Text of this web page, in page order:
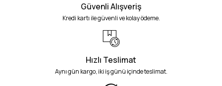
Güvenli Alışveriş
Kredi kartı ile güvenli ve kolay ödeme.
Hızlı Teslimat
Aynı gün kargo, iki iş günü içinde teslimat.